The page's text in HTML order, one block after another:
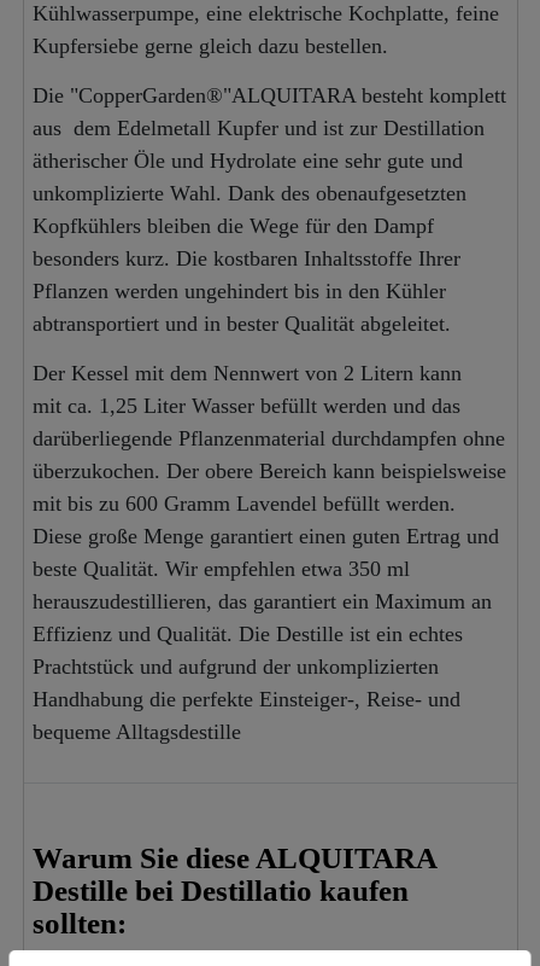
Kühlwasserpumpe, eine elektrische Kochplatte, feine
Kupfersiebe gerne gleich dazu bestellen.
Die "CopperGarden®"ALQUITARA besteht komplett
aus dem Edelmetall Kupfer und ist zur Destillation
ätherischer Öle und Hydrolate eine sehr gute und
unkomplizierte Wahl. Dank des obenaufgesetzten
Kopfkühlers bleiben die Wege für den Dampf
besonders kurz. Die kostbaren Inhaltsstoffe Ihrer
Pflanzen werden ungehindert bis in den Kühler
abtransportiert und in bester Qualität abgeleitet.
Der Kessel mit dem Nennwert von 2 Litern kann
mit ca. 1,25 Liter Wasser befüllt werden und das
darüberliegende Pflanzenmaterial durchdampfen ohne
überzukochen. Der obere Bereich kann beispielsweise
mit bis zu 600 Gramm Lavendel befüllt werden.
Diese große Menge garantiert einen guten Ertrag und
beste Qualität. Wir empfehlen etwa 350 ml
herauszudestillieren, das garantiert ein Maximum an
Effizienz und Qualität. Die Destille ist ein echtes
Prachtstück und aufgrund der unkomplizierten
Handhabung die perfekte Einsteiger-, Reise- und
bequeme Alltagsdestille
Warum Sie diese ALQUITARA
Destille bei Destillatio kaufen
sollten: